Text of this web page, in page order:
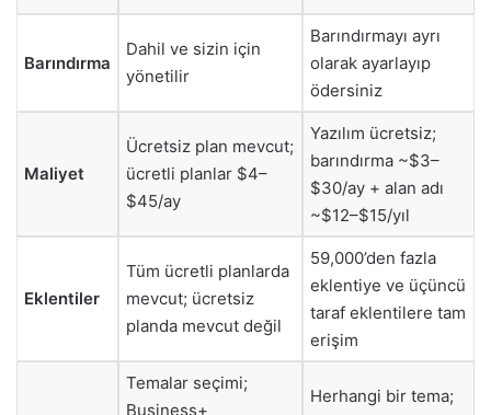
Barındırma
Dahil ve sizin için
yönetilir
Barındırmayı ayrı
olarak ayarlayıp
ödersiniz
Maliyet
Ücretsiz plan mevcut;
ücretli planlar $4–
$45/ay
Yazılım ücretsiz;
barındırma ~$3–
$30/ay + alan adı
~$12–$15/yıl
Eklentiler
Tüm ücretli planlarda
mevcut; ücretsiz
planda mevcut değil
59,000’den fazla
eklentiye ve üçüncü
taraf eklentilere tam
erişim
Temalar seçimi;
Business+
Herhangi bir tema;